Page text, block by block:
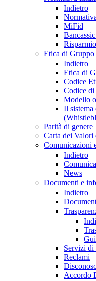
Indietro
MiFid
Etica di
Indietro
Etica di
Codice
Codice di
Modello
Il sistema
Parità di genere
Carta dei Valori
Comunicazioni
Indietro
News
Documenti e
Indietro
Servizi di
Reclami
Accordo